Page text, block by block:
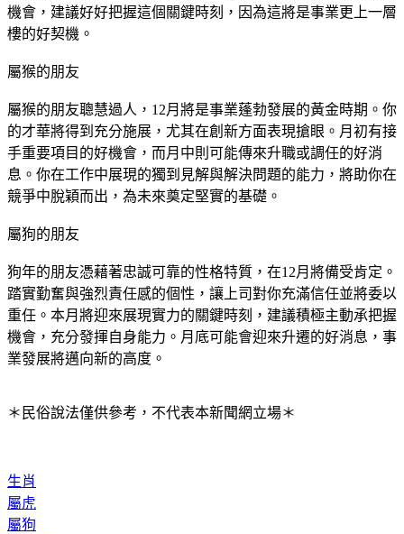
機會，建議好好把握這個關鍵時刻，因為這將是事業更上一層
樓的好契機。
屬猴的朋友
屬猴的朋友聰慧過人，12月將是事業蓬勃發展的黃金時期。你
的才華將得到充分施展，尤其在創新方面表現搶眼。月初有接
手重要項目的好機會，而月中則可能傳來升職或調任的好消
息。你在工作中展現的獨到見解與解決問題的能力，將助你在
競爭中脫穎而出，為未來奠定堅實的基礎。
屬狗的朋友
狗年的朋友憑藉著忠誠可靠的性格特質，在12月將備受肯定。
踏實勤奮與強烈責任感的個性，讓上司對你充滿信任並將委以
重任。本月將迎來展現實力的關鍵時刻，建議積極主動承把握
機會，充分發揮自身能力。月底可能會迎來升遷的好消息，事
業發展將邁向新的高度。
＊民俗說法僅供參考，不代表本新聞網立場＊
生肖
屬虎
屬狗